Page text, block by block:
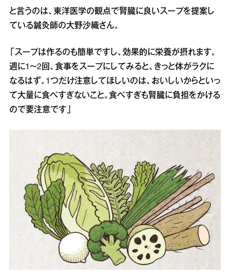
と言うのは、東洋医学の観点で腎臓に良いスープを提案し
ている鍼灸師の大野沙織さん。
「スープは作るのも簡単ですし、効果的に栄養が摂れます。
週に1～2回、食事をスープにしてみると、きっと体がラクに
なるはず。1つだけ注意してほしいのは、おいしいからといっ
て大量に食べすぎないこと。食べすぎも腎臓に負担をかける
ので要注意です」